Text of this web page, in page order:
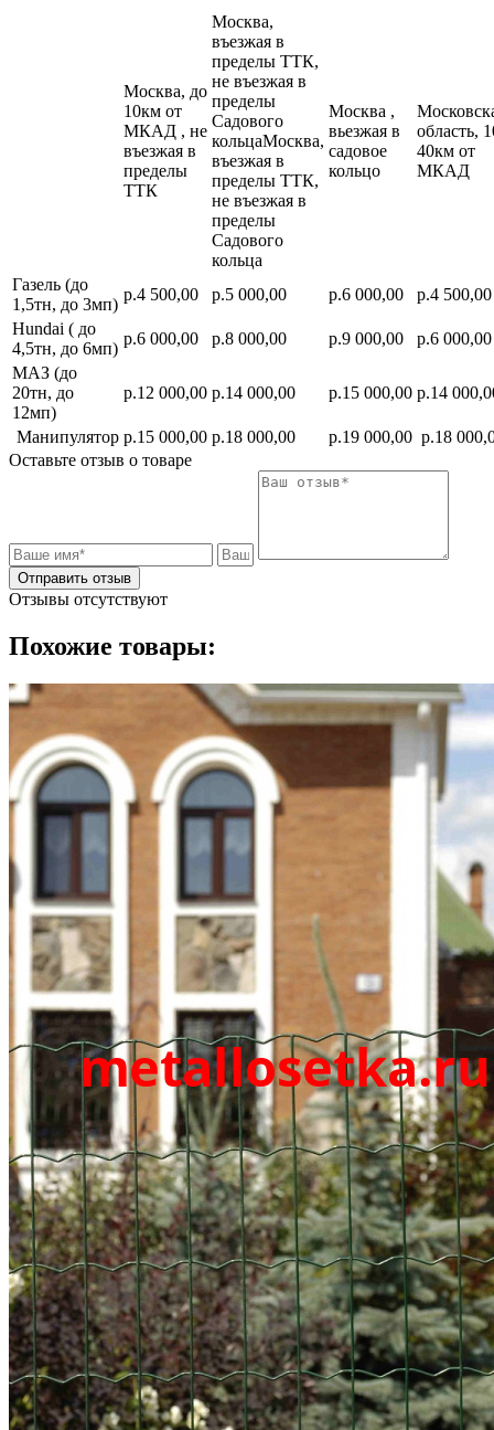
Москва, до
10км от
МКАД , не
въезжая в
пределы
ТТК
Москва,
въезжая в
пределы ТТК,
не въезжая в
пределы
Садового
кольцаМосква,
въезжая в
пределы ТТК,
не въезжая в
пределы
Садового
кольца
Москва ,
вьезжая в
садовое
кольцо
область,
40км от
МКАД
Газель (до
1,5тн, до 3мп)
р.4 500,00 р.5 000,00 р.6 000,00
р.4 500,00
Hundai ( до
4,5тн, до 6мп)
р.6 000,00 р.8 000,00 р.9 000,00
р.6 000,00
МАЗ (до
20тн, до
12мп)
р.12 000,00 р.14 000,00 р.15 000,00 р.14
Манипулятор р.15 000,00 р.18 000,00 р.19 000,00 р.18
Оставьте отзыв о товаре
Отправить отзыв
Отзывы отсутствуют
Похожие товары: